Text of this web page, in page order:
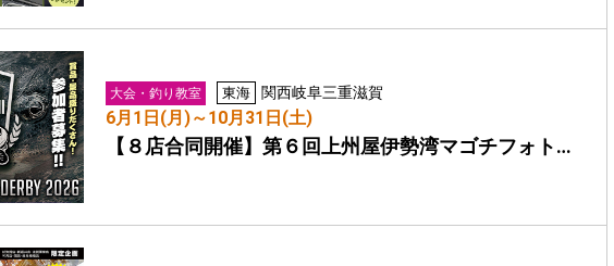
大会・釣り教室 東海 関西岐阜三重滋賀
6月1日(月)～10月31日(土)
【８店合同開催】第６回上州屋伊勢湾マゴチフォト…